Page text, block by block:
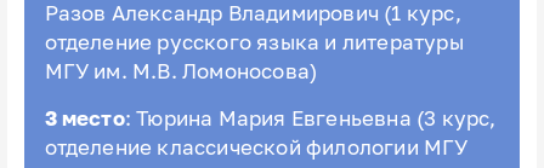
Разов Александр Владимирович (1 курс,
отделение русского языка и литературы
МГУ им. М.В. Ломоносова)
3 место: Тюрина Мария Евгеньевна (3 курс,
отделение классической филологии МГУ